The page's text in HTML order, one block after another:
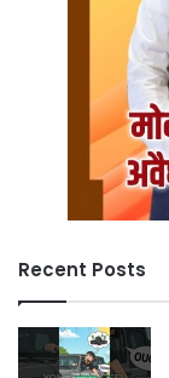
Recent Posts